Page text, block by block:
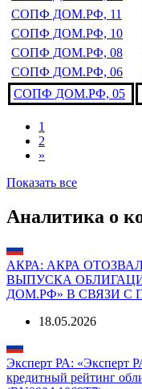
СОПФ ДОМ.РФ, 14
СОПФ ДОМ.РФ, 12
СОПФ ДОМ.РФ, 13
СОПФ ДОМ.РФ, 11
СОПФ ДОМ.РФ, 10
СОПФ ДОМ.РФ, 08
СОПФ ДОМ.РФ, 06
СОПФ ДОМ.РФ, 05
1
Аналитика о
АКРА: АКРА
ДОМ.РФ» В СВЯЗИ С
18.05.2026